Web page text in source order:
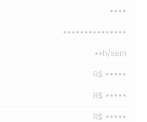
••••
•••••••••••••••
••h/sem
R$ •••••
R$ •••••
R$ •••••